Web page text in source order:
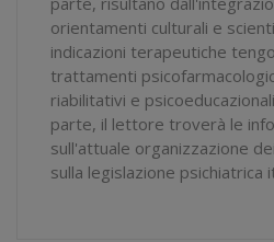
orientamenti culturali e
indicazioni terapeutiche
trattamenti
riabilitativi e
parte, il lettore troverà le
sull'attuale organizzazione
sulla legislazione psichiatrica